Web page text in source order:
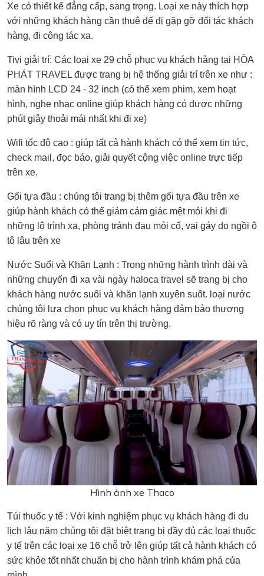
Xe có thiết kế đẳng cấp, sang trọng. Loại xe này thích hợp
với những khách hàng cần thuê để đi gặp gỡ đối tác khách
hàng, đi công tác xa.
Tivi giải trí: Các loại xe 29 chỗ phục vụ khách hàng tại HÒA
PHÁT TRAVEL được trang bị hệ thống giải trí trên xe như :
màn hình LCD 24 - 32 inch (có thể xem phim, xem hoạt
hình, nghe nhạc online giúp khách hàng có được những
phút giây thoải mái nhất khi đi xe)
Wifi tốc độ cao : giúp tất cả hành khách có thể xem tin tức,
check mail, đọc báo, giải quyết cộng việc online trực tiếp
trên xe.
Gối tựa đầu : chúng tôi trang bị thêm gối tựa đầu trên xe
giúp hành khách có thể giảm cảm giác mệt mỏi khi đi
những lộ trình xa, phòng tránh đau mỏi cổ, vai gáy do ngồi ô
tô lâu trên xe
Nước Suối và Khăn Lạnh : Trong những hành trình dài và
những chuyến đi xa vài ngày haloca travel sẽ trang bị cho
khách hàng nước suối và khăn lạnh xuyên suốt. loại nước
chúng tôi lựa chọn phục vụ khách hàng đảm bảo thương
hiệu rõ ràng và có uy tín trên thị trường.
Hình ảnh xe Thaco
Túi thuốc y tế : Với kinh nghiệm phục vụ khách hàng đi du
lịch lâu năm chúng tôi đặt biệt trang bị đầy đủ các loại thuốc
y tế trên các loại xe 16 chỗ trở lên giúp tất cả hành khách có
sức khỏe tốt nhất chuẩn bị cho hành trình khám phá của